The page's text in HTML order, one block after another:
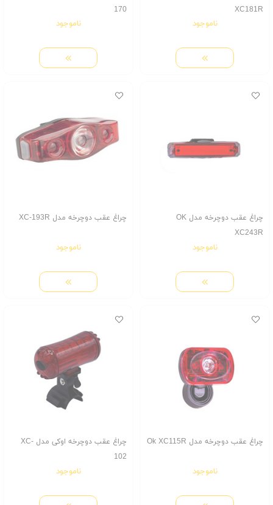
XC181R
ناموجود
170
ناموجود
چراغ عقب دوچرخه مدل OK
XC243R
ناموجود
چراغ عقب دوچرخه مدل XC-193R
ناموجود
چراغ عقب دوچرخه مدل Ok XC115R
ناموجود
چراغ عقب دوچرخه اوکی مدل XC-
102
ناموجود